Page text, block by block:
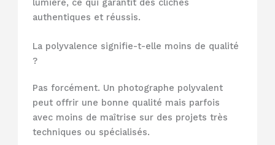
lumière, ce qui garantit des clichés
authentiques et réussis.
La polyvalence signifie-t-elle moins de qualité
?
Pas forcément. Un photographe polyvalent
peut offrir une bonne qualité mais parfois
avec moins de maîtrise sur des projets très
techniques ou spécialisés.